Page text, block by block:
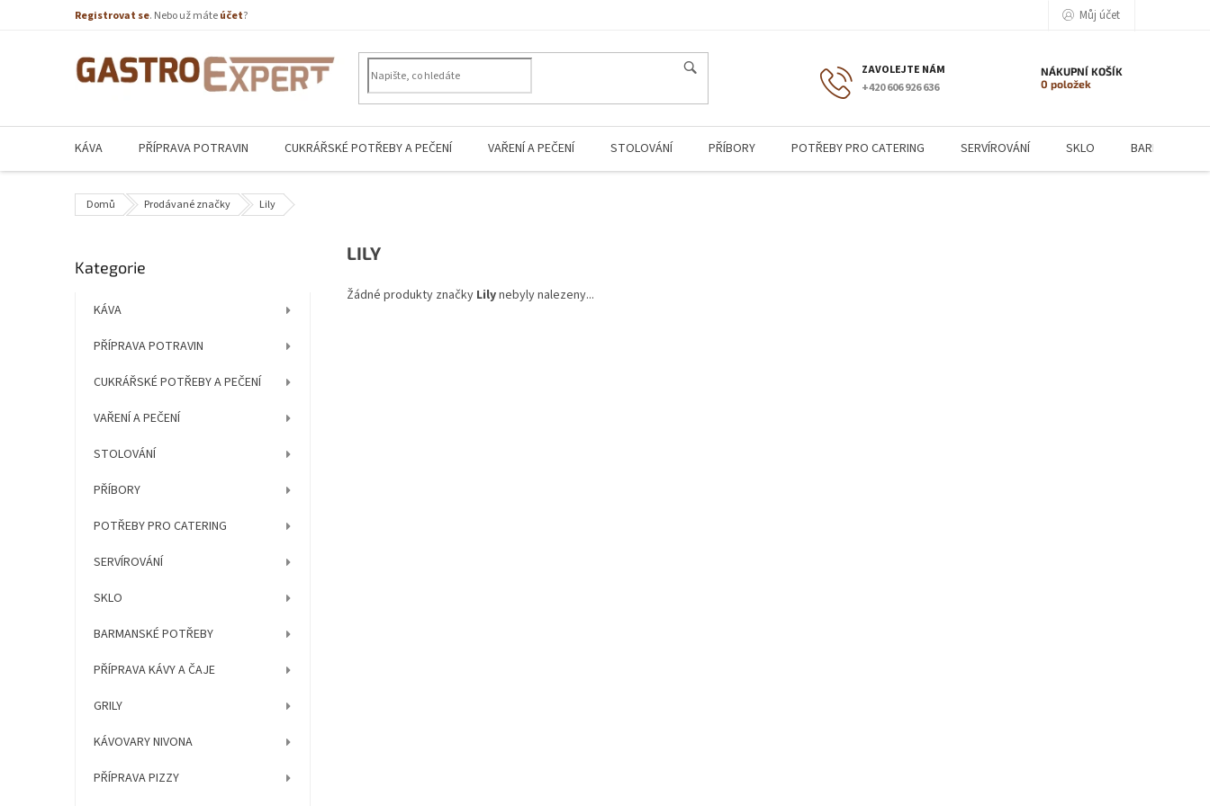
Registrovat se. Nebo už máteúčet? Můj účet
+420 606 926 636
NÁKUPNÍ KOŠÍK
0 položek
KÁVA PŘÍPRAVA POTRAVIN CUKRÁŘSKÉ POTŘEBY A PEČENÍ VAŘENÍ A PEČENÍ STOLOVÁNÍ PŘÍBORY POTŘEBY PRO CATERING SERVÍROVÁNÍ SKLO BARMANSKÉ
Domů Prodávané značky Lily
o
Přeskočit
Kategorie
KÁVA
PŘÍPRAVA POTRAVIN
CUKRÁŘSKÉ POTŘEBY A PEČENÍ
VAŘENÍ A PEČENÍ
STOLOVÁNÍ
PŘÍBORY
POTŘEBY PRO CATERING
SERVÍROVÁNÍ
SKLO
BARMANSKÉ POTŘEBY
PŘÍPRAVA KÁVY A ČAJE
GRILY
KÁVOVARY NIVONA
PŘÍPRAVA PIZZY
LILY
Žádné produkty značky Lilynebyly nalezeny...